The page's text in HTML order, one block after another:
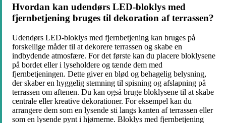
Hvordan kan udendørs LED-bloklys med
fjernbetjening bruges til dekoration af terrassen?
Udendørs LED-bloklys med fjernbetjening kan bruges på
forskellige måder til at dekorere terrassen og skabe en
indbydende atmosfære. For det første kan du placere bloklysene
på bordet eller i lyseholdere og tænde dem med
fjernbetjeningen. Dette giver en blød og behagelig belysning,
der skaber en hyggelig stemning til spisning og afslapning på
terrassen om aftenen. Du kan også bruge bloklysene til at skabe
centrale eller kreative dekorationer. For eksempel kan du
arrangere dem som en lysende sti langs kanten af terrassen eller
som en lysende pynt i hjørnerne. Bloklys med fjernbetjening